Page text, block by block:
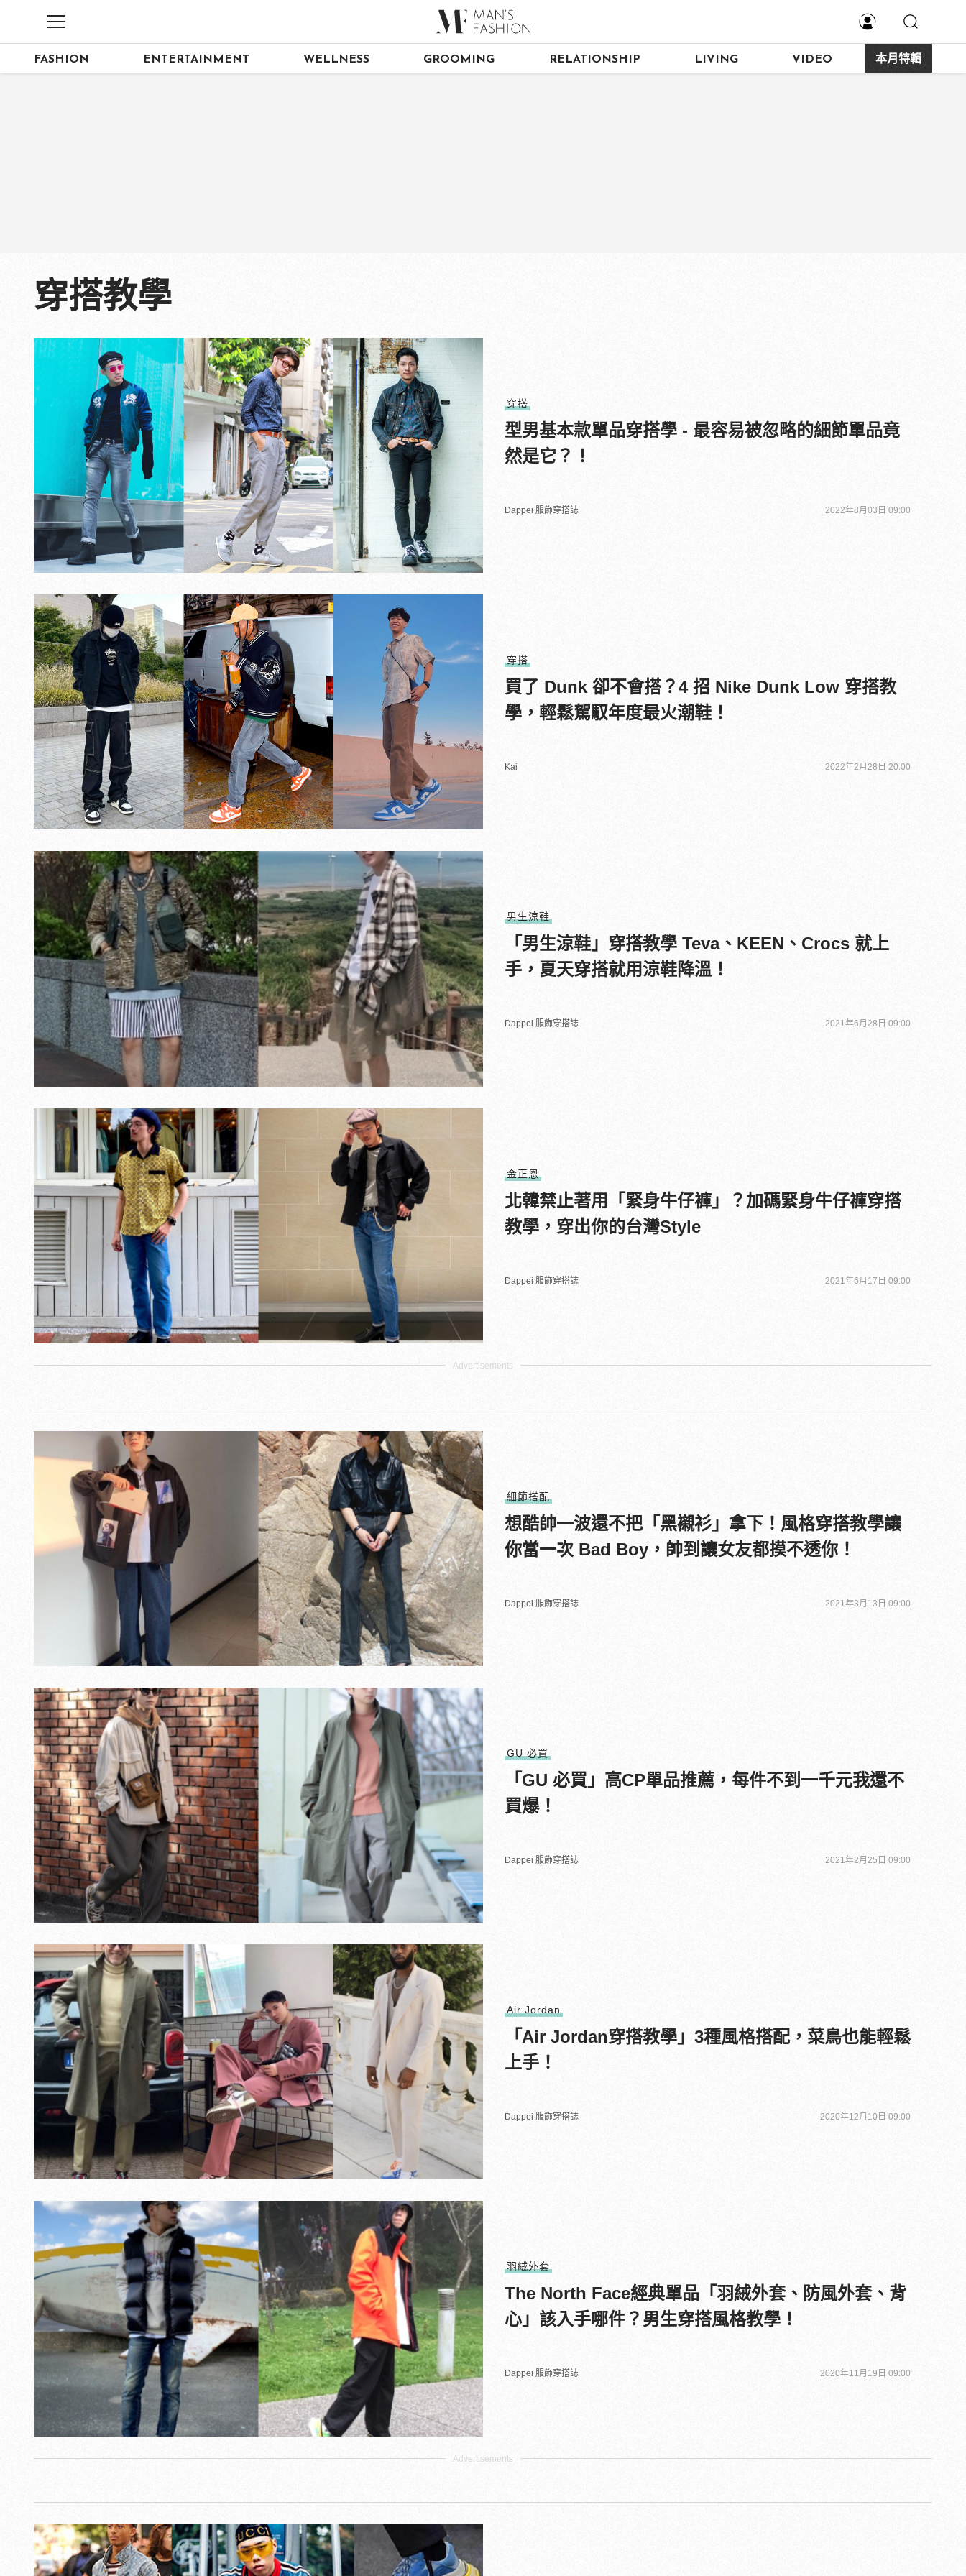
FASHION ENTERTAINMENT WELLNESS GROOMING RELATIONSHIP LIVING VIDEO 本月特輯
穿搭教學
穿搭
型男基本款單品穿搭學 - 最容易被忽略的細節單品竟
然是它？！
Dappei 服飾穿搭誌 2022年8月03日 09:00
穿搭
買了 Dunk 卻不會搭？4 招 Nike Dunk Low 穿搭教
學，輕鬆駕馭年度最火潮鞋！
Kai 2022年2月28日 20:00
男生涼鞋
「男生涼鞋」穿搭教學 Teva、KEEN、Crocs 就上
手，夏天穿搭就用涼鞋降溫！
Dappei 服飾穿搭誌 2021年6月28日 09:00
金正恩
北韓禁止著用「緊身牛仔褲」？加碼緊身牛仔褲穿搭
教學，穿出你的台灣Style
Dappei 服飾穿搭誌 2021年6月17日 09:00
細節搭配
想酷帥一波還不把「黑襯衫」拿下！風格穿搭教學讓
你當一次 Bad Boy，帥到讓女友都摸不透你！
Dappei 服飾穿搭誌 2021年3月13日 09:00
GU 必買
「GU 必買」高CP單品推薦，每件不到一千元我還不
買爆！
Dappei 服飾穿搭誌 2021年2月25日 09:00
Air Jordan
「Air Jordan穿搭教學」3種風格搭配，菜鳥也能輕鬆
上手！
Dappei 服飾穿搭誌 2020年12月10日 09:00
羽絨外套
The North Face經典單品「羽絨外套、防風外套、背
心」該入手哪件？男生穿搭風格教學！
Dappei 服飾穿搭誌 2020年11月19日 09:00